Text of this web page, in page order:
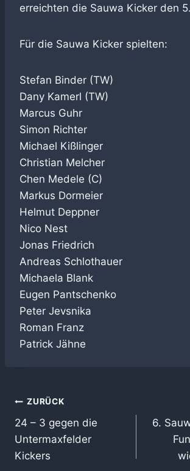
erreichten die Sauwa Kicker den
Für die Sauwa Kicker spielten:
Stefan Binder (TW)
Dany Kamerl (TW)
Marcus Guhr
Simon Richter
Michael Kißlinger
Christian Melcher
Chen Medele (C)
Markus Dormeier
Helmut Deppner
Nico Nest
Jonas Friedrich
Andreas Schlothauer
Michaela Blank
Eugen Pantschenko
Peter Jevsnika
Roman Franz
Patrick Jähne
Beitragsnavigation
ZURÜCK
24 – 3 gegen die
Untermaxfelder
Kickers
6.